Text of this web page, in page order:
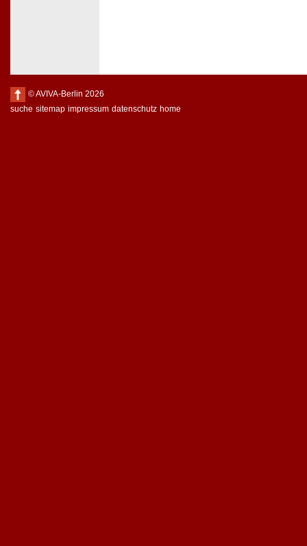
© AVIVA-Berlin 2026
suche sitemap impressum datenschutz home